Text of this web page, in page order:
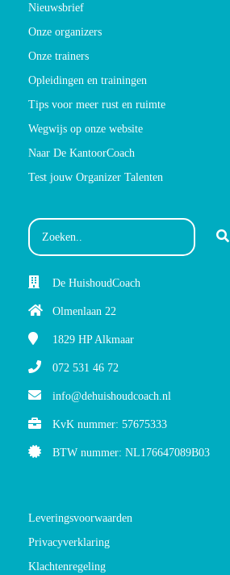
Nieuwsbrief
Onze organizers
Onze trainers
Opleidingen en trainingen
Tips voor meer rust en ruimte
Wegwijs op onze website
Naar De KantoorCoach
Test jouw Organizer Talenten
De HuishoudCoach
Olmenlaan 22
1829 HP Alkmaar
072 531 46 72
info@dehuishoudcoach.nl
KvK nummer: 57675333
BTW nummer: NL176647089B03
Leveringsvoorwaarden
Privacyverklaring
Klachtenregeling